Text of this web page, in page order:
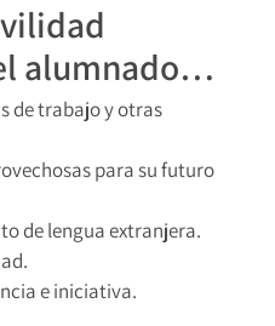
alumnado…
de trabajo y otras
para su futuro
de lengua extranjera.
e iniciativa.